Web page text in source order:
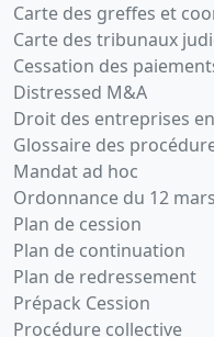
Carte des greffes et
Carte des tribunaux
Cessation des
Distressed M&A
Droit des entreprises
Glossaire des
Mandat ad hoc
Ordonnance du 12
Plan de cession
Plan de continuation
Plan de redressement
Prépack Cession
Procédure collective